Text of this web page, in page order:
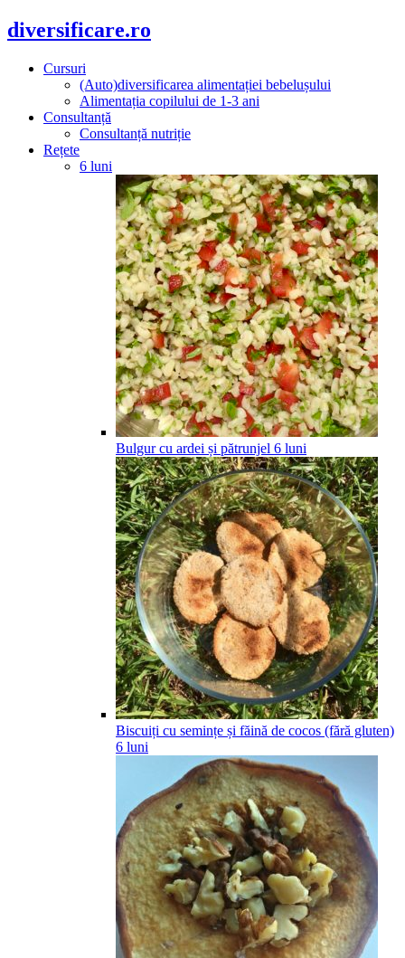
diversificare.ro
Cursuri
(Auto)diversificarea alimentației bebelușului
Alimentația copilului de 1-3 ani
Consultanță
Consultanță nutriție
Rețete
6 luni
Bulgur cu ardei și pătrunjel 6 luni
Biscuiți cu semințe și făină de cocos (fără gluten)
6 luni